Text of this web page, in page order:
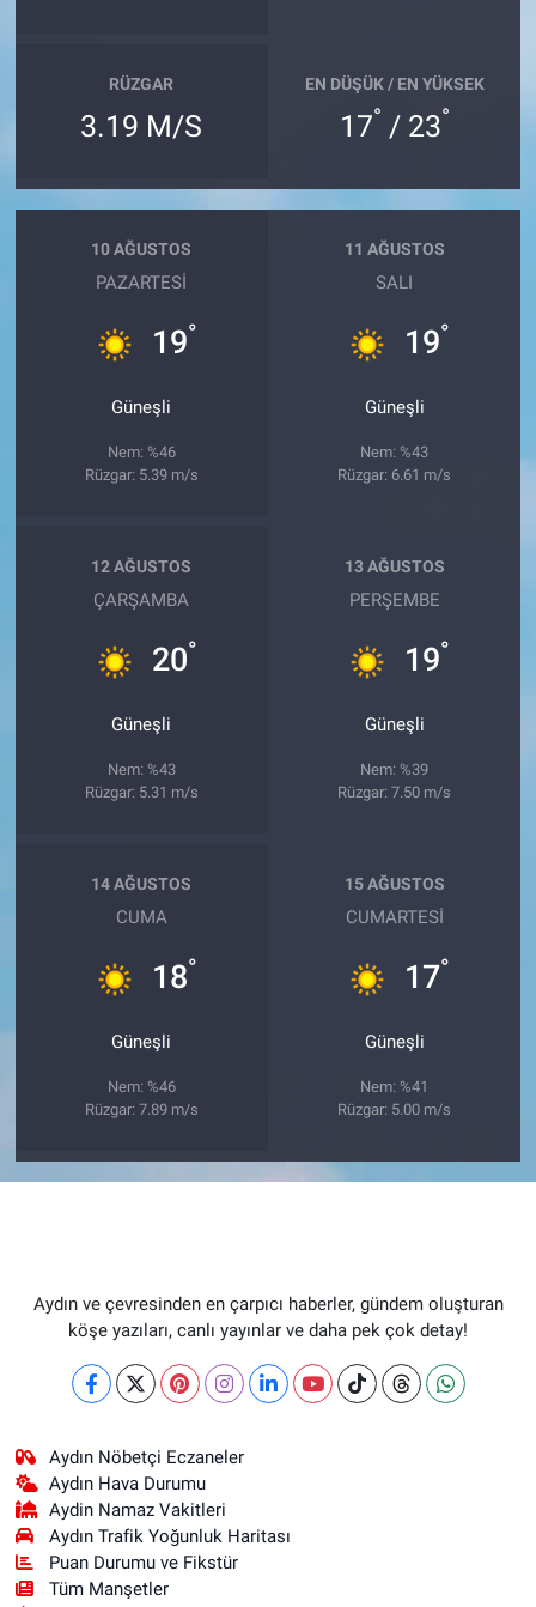
RÜZGAR
3.19 M/S
EN DÜŞÜK / EN YÜKSEK
17° / 23°
10 AĞUSTOS
PAZARTESI
19°
Güneşli
Nem: %46
Rüzgar: 5.39 m/s
11 AĞUSTOS
SALI
19°
Güneşli
Nem: %43
Rüzgar: 6.61 m/s
12 AĞUSTOS
ÇARŞAMBA
20°
Güneşli
Nem: %43
Rüzgar: 5.31 m/s
13 AĞUSTOS
PERŞEMBE
19°
Güneşli
Nem: %39
Rüzgar: 7.50 m/s
14 AĞUSTOS
CUMA
18°
Güneşli
Nem: %46
Rüzgar: 7.89 m/s
15 AĞUSTOS
CUMARTESI
17°
Güneşli
Nem: %41
Rüzgar: 5.00 m/s
Aydın ve çevresinden en çarpıcı haberler, gündem oluşturan
köşe yazıları, canlı yayınlar ve daha pek çok detay!
Aydın Nöbetçi Eczaneler
Aydın Hava Durumu
Aydin Namaz Vakitleri
Aydın Trafik Yoğunluk Haritası
Puan Durumu ve Fikstür
Tüm Manşetler